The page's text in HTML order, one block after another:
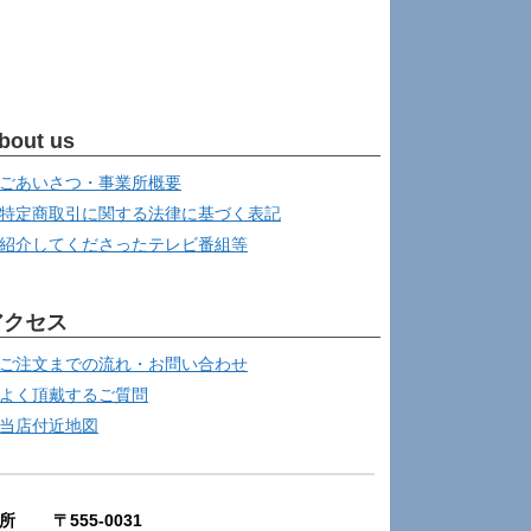
us
ごあいさつ・事業所概要
特定商取引に関する法律に基づく表記
紹介してくださったテレビ番組等
セス
ご注文までの流れ・お問い合わせ
よく頂戴するご質問
当店付近地図
所 〒555-0031